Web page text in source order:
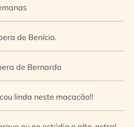
de Benício.
de Bernardo
linda neste macacão!!